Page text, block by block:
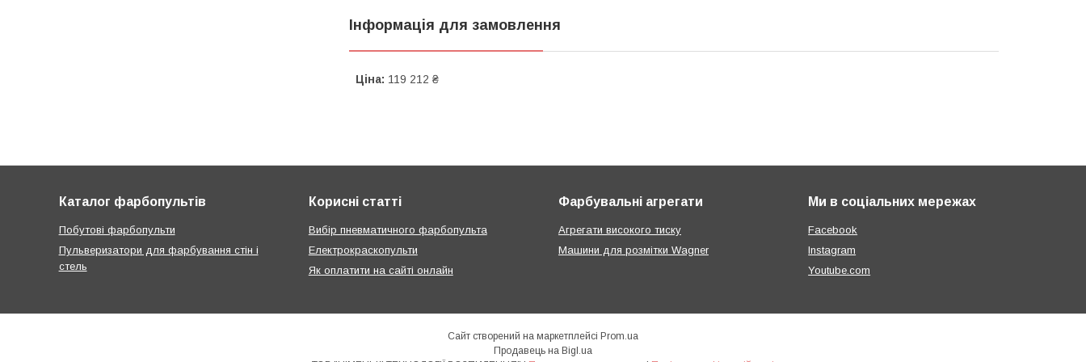
Інформація для замовлення
Ціна: 119 212 ₴
Каталог фарбопультів
Побутові фарбопульти
Пульверизатори для фарбування стін і
стель
Корисні статті
Вибір пневматичного фарбопульта
Електрокраскопульти
Як оплатити на сайті онлайн
Фарбувальні агрегати
Агрегати високого тиску
Машини для розмітки Wagner
Ми в соціальних мережах
Facebook
Instagram
Youtube.com
Сайт створений на маркетплейсі Prom.ua
Продавець на Bigl.ua